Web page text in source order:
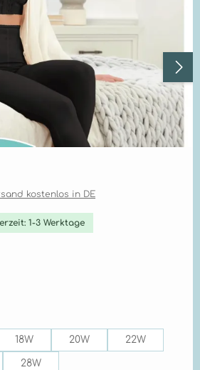
kostenlos in DE
1-3 Werktage
18W 20W 22W
28W